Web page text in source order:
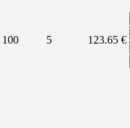
100 5 123.65 €